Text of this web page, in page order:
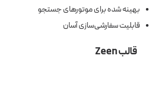
بهینه شده برای موتورهای جستجو
قابلیت سفارشی‌سازی آسان
قالب Zeen